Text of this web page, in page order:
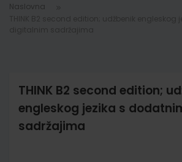
Naslovna
THINK B2 second edition;
engleskog jezika s
sadržajima